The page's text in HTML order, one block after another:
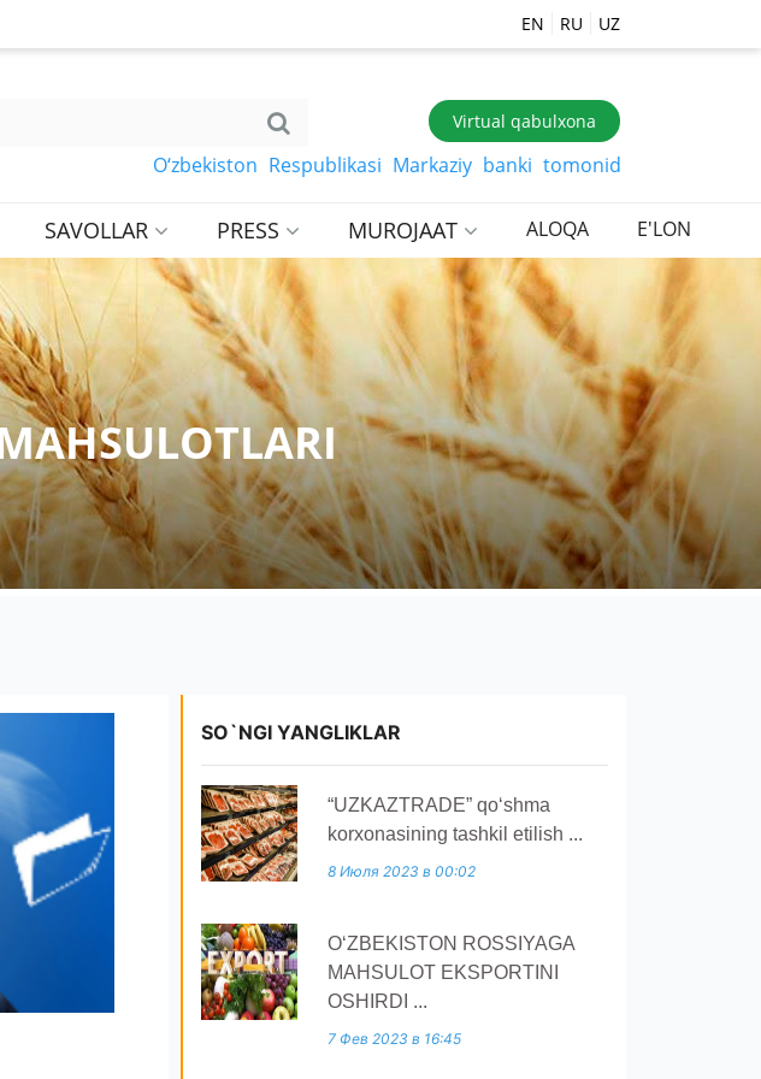
EN RU UZ
Virtual qabulxona
O‘zbekiston Respublikasi Markaziy banki tomonidan belgilangan
SAVOLLAR PRESS MUROJAAT ALOQA E'LON
SO`NGI YANGLIKLAR
“UZKAZTRADE” qoʻshma
korxonasining tashkil etilish ...
8 Июля 2023 в 00:02
O‘ZBEKISTON ROSSIYAGA
MAHSULOT EKSPORTINI
OSHIRDI ...
7 Фев 2023 в 16:45